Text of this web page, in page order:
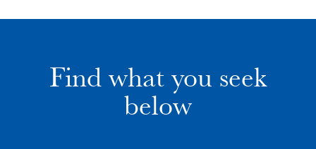
Find what you seek
below